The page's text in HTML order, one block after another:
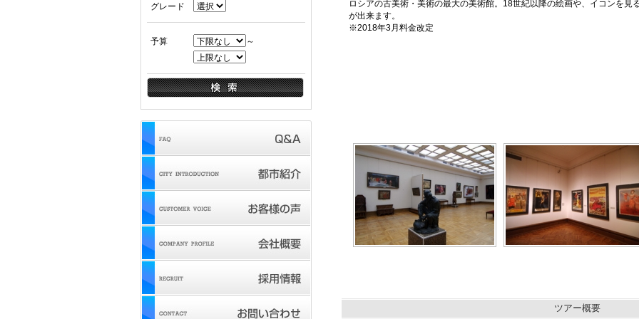
ロシアの古美術・美術の最大の美術館。18世紀以降の絵画や、イコンを見
が出来ます。
※2018年3月料金改定
ツアー概要
グレード
予算 ～